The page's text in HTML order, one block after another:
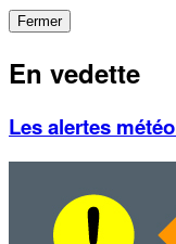
Fermer
En vedette
Les alertes